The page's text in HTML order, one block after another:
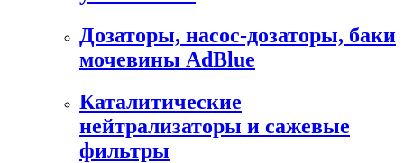
Дозаторы, насос-дозаторы, баки
мочевины AdBlue
Каталитические
нейтрализаторы и сажевые
фильтры